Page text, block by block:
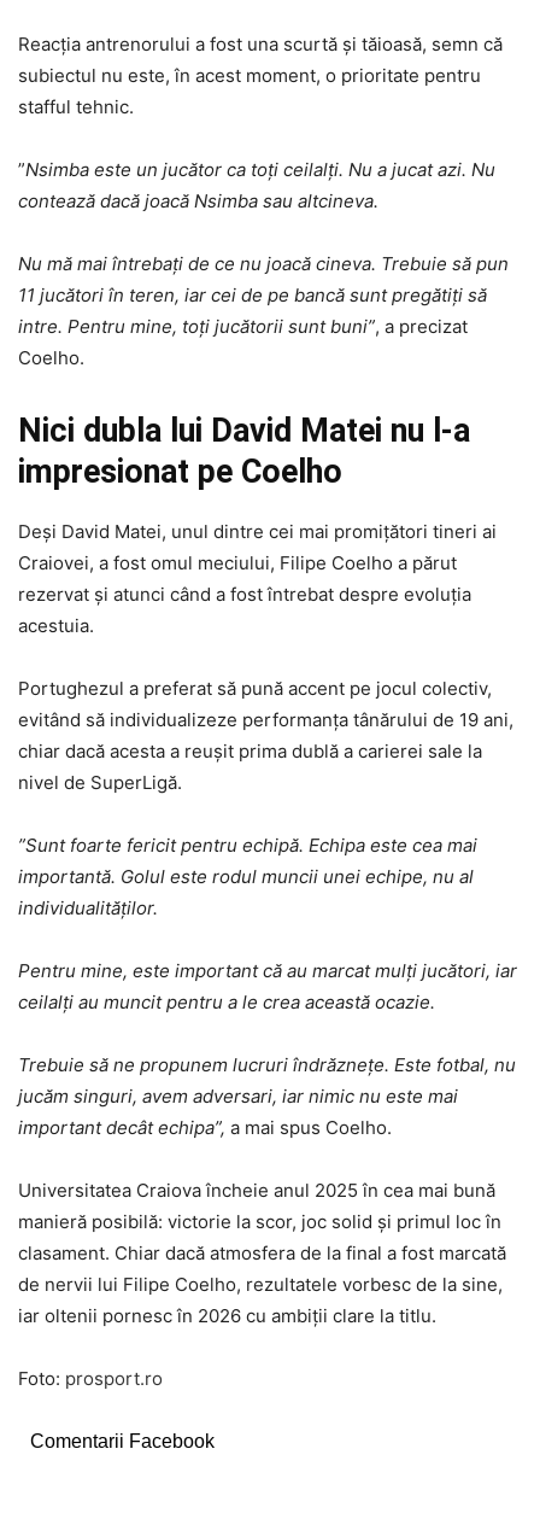
Reacția antrenorului a fost una scurtă și tăioasă, semn că
subiectul nu este, în acest moment, o prioritate pentru
stafful tehnic.
”Nsimba este un jucător ca toți ceilalți. Nu a jucat azi. Nu
contează dacă joacă Nsimba sau altcineva.
Nu mă mai întrebați de ce nu joacă cineva. Trebuie să pun
11 jucători în teren, iar cei de pe bancă sunt pregătiți să
intre. Pentru mine, toți jucătorii sunt buni”, a precizat
Coelho.
Nici dubla lui David Matei nu l-a
impresionat pe Coelho
Deși David Matei, unul dintre cei mai promițători tineri ai
Craiovei, a fost omul meciului, Filipe Coelho a părut
rezervat și atunci când a fost întrebat despre evoluția
acestuia.
Portughezul a preferat să pună accent pe jocul colectiv,
evitând să individualizeze performanța tânărului de 19 ani,
chiar dacă acesta a reușit prima dublă a carierei sale la
nivel de SuperLigă.
”Sunt foarte fericit pentru echipă. Echipa este cea mai
importantă. Golul este rodul muncii unei echipe, nu al
individualităților.
Pentru mine, este important că au marcat mulți jucători, iar
ceilalți au muncit pentru a le crea această ocazie.
Trebuie să ne propunem lucruri îndrăznețe. Este fotbal, nu
jucăm singuri, avem adversari, iar nimic nu este mai
important decât echipa”, a mai spus Coelho.
Universitatea Craiova încheie anul 2025 în cea mai bună
manieră posibilă: victorie la scor, joc solid și primul loc în
clasament. Chiar dacă atmosfera de la final a fost marcată
de nervii lui Filipe Coelho, rezultatele vorbesc de la sine,
iar oltenii pornesc în 2026 cu ambiții clare la titlu.
Foto: prosport.ro
Comentarii Facebook